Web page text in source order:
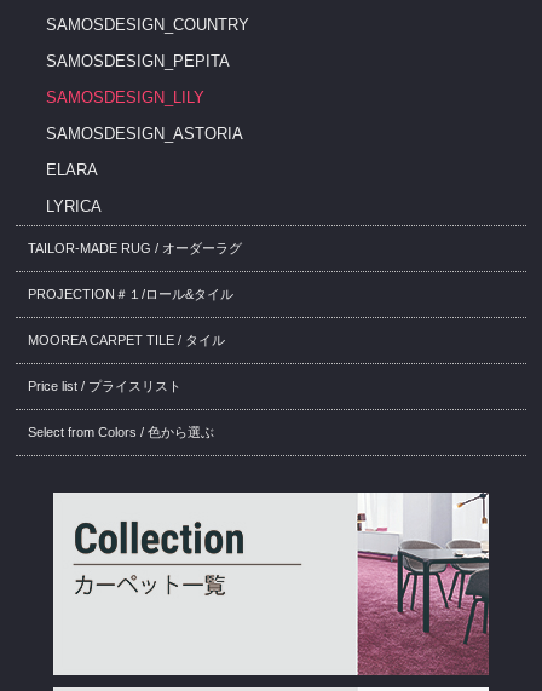
SAMOSDESIGN_COUNTRY
SAMOSDESIGN_PEPITA
SAMOSDESIGN_LILY
SAMOSDESIGN_ASTORIA
ELARA
LYRICA
TAILOR-MADE RUG / オーダーラグ
PROJECTION＃１/ロール&タイル
MOOREA CARPET TILE / タイル
Price list / プライスリスト
Select from Colors / 色から選ぶ